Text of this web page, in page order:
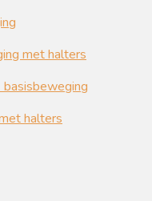
met halters
halters